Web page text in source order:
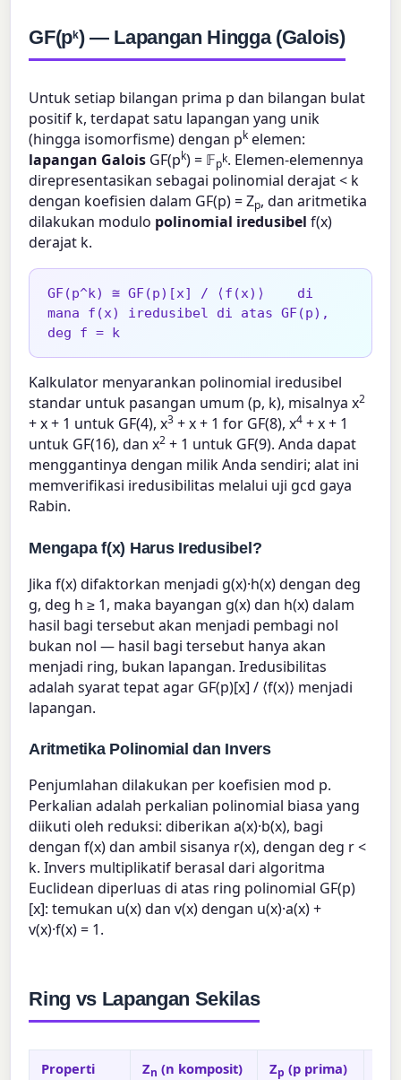
GF(pk) — Lapangan Hingga (Galois)
Untuk setiap bilangan prima p dan bilangan bulat
positif k, terdapat satu lapangan yang unik
(hingga isomorfisme) dengan pk elemen:
lapangan Galois GF(pk) = 𝔽pk. Elemen-elemennya
direpresentasikan sebagai polinomial derajat < k
dengan koefisien dalam GF(p) = Zp, dan aritmetika
dilakukan modulo polinomial iredusibel f(x)
derajat k.
GF(p^k) ≅ GF(p)[x] / ⟨f(x)⟩    di
mana f(x) iredusibel di atas GF(p),
deg f = k
Kalkulator menyarankan polinomial iredusibel
standar untuk pasangan umum (p, k), misalnya x2
+ x + 1 untuk GF(4), x3 + x + 1 for GF(8), x4 + x + 1
untuk GF(16), dan x2 + 1 untuk GF(9). Anda dapat
menggantinya dengan milik Anda sendiri; alat ini
memverifikasi iredusibilitas melalui uji gcd gaya
Rabin.
Mengapa f(x) Harus Iredusibel?
Jika f(x) difaktorkan menjadi g(x)·h(x) dengan deg
g, deg h ≥ 1, maka bayangan g(x) dan h(x) dalam
hasil bagi tersebut akan menjadi pembagi nol
bukan nol — hasil bagi tersebut hanya akan
menjadi ring, bukan lapangan. Iredusibilitas
adalah syarat tepat agar GF(p)[x] / ⟨f(x)⟩ menjadi
lapangan.
Aritmetika Polinomial dan Invers
Penjumlahan dilakukan per koefisien mod p.
Perkalian adalah perkalian polinomial biasa yang
diikuti oleh reduksi: diberikan a(x)·b(x), bagi
dengan f(x) dan ambil sisanya r(x), dengan deg r <
k. Invers multiplikatif berasal dari algoritma
Euclidean diperluas di atas ring polinomial GF(p)
[x]: temukan u(x) dan v(x) dengan u(x)·a(x) +
v(x)·f(x) = 1.
Ring vs Lapangan Sekilas
Properti Zn (n komposit) Zp (p prima)